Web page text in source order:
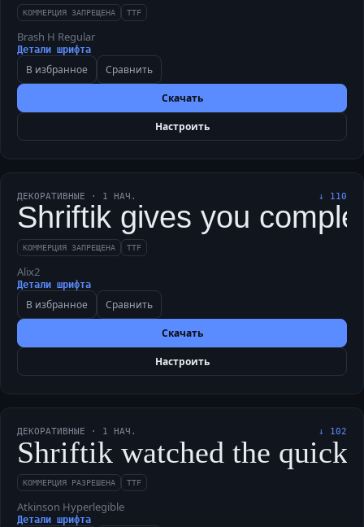
КОММЕРЦИЯ ЗАПРЕЩЕНА TTF
Brash H Regular
Детали шрифта
В избранное Сравнить
Скачать
Настроить
ДЕКОРАТИВНЫЕ · 1 НАЧ. ↓ 110
Shriftik gives you
КОММЕРЦИЯ ЗАПРЕЩЕНА TTF
Alix2
Детали шрифта
В избранное Сравнить
Скачать
Настроить
ДЕКОРАТИВНЫЕ · 1 НАЧ. ↓ 102
Shriftik watched the quick
КОММЕРЦИЯ РАЗРЕШЕНА TTF
Atkinson Hyperlegible
Детали шрифта